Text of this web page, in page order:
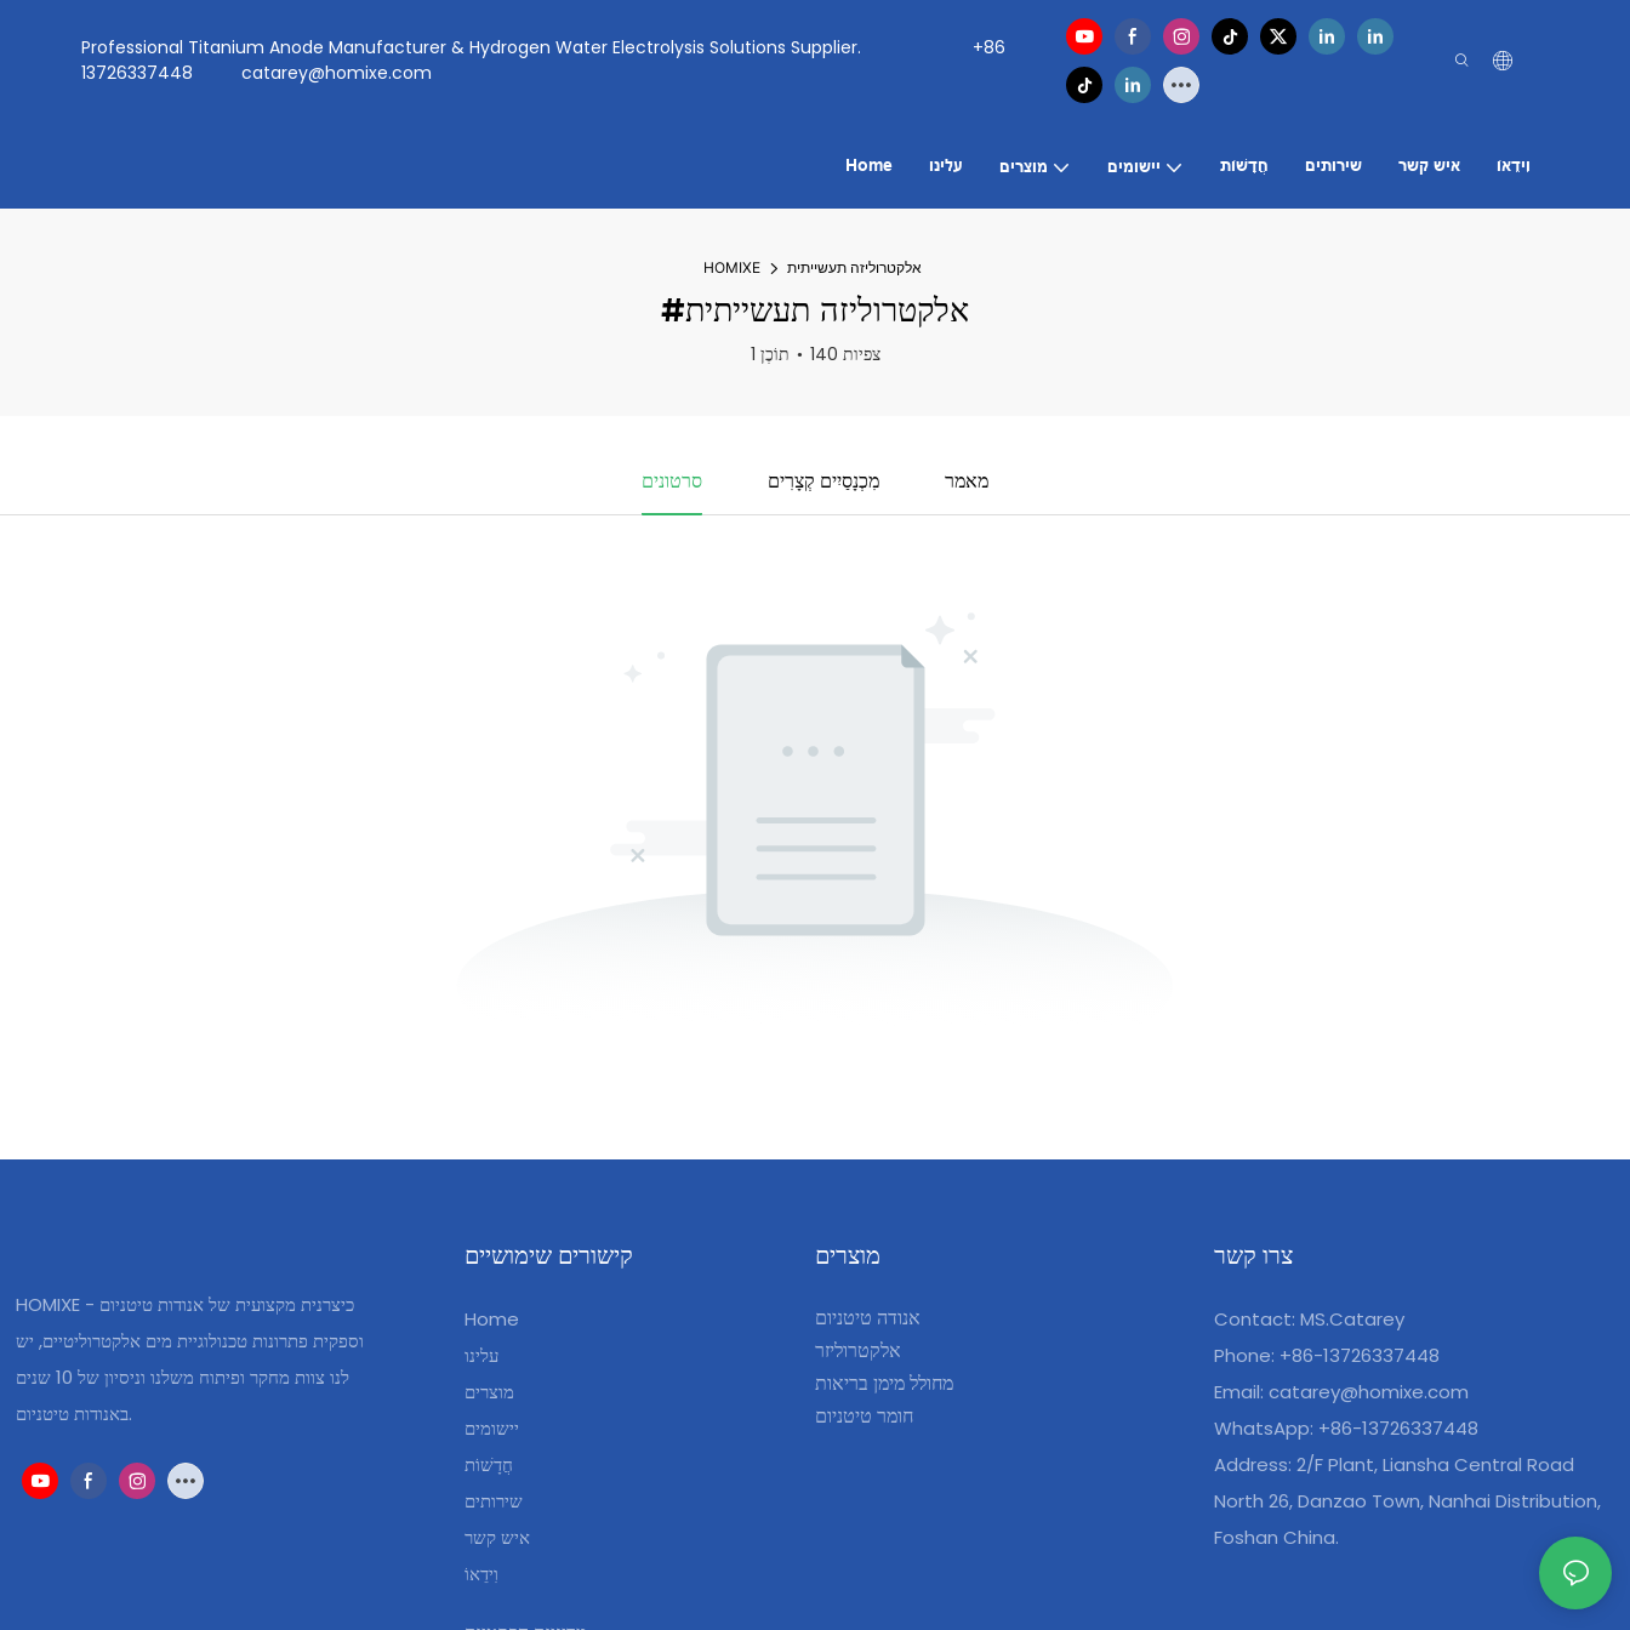
Professional Titanium Anode Manufacturer & Hydrogen Water Electrolysis Solutions Supplier.
+86
13726337448
catarey@homixe.com
Home עלינו מוצרים יישומים חֲדָשׁוֹת שירותים איש קשר וִידֵאוֹ
HOMIXE אלקטרוליזה תעשייתית
#אלקטרוליזה תעשייתית
1 תוֹכֶן 140 צפיות
סרטונים מִכְנָסַיִים קְצָרִים מאמר
HOMIXE - כיצרנית מקצועית של אנודות טיטניום
וספקית פתרונות טכנולוגיית מים אלקטרוליטיים, יש
לנו צוות מחקר ופיתוח משלנו וניסיון של 10 שנים
באנודות טיטניום.
קישורים שימושיים
Home
עלינו
מוצרים
יישומים
חֲדָשׁוֹת
שירותים
איש קשר
וִידֵאוֹ
מוצרים
אנודה טיטניום
אלקטרוליזר
מחולל מימן בריאות
חומר טיטניום
צרו קשר
Contact: MS.Catarey
Phone: +86-13726337448
Email:catarey@homixe.com
WhatsApp: +86-13726337448
Address: 2/F Plant, Liansha Central Road
North 26, Danzao Town, Nanhai Distribution,
Foshan China.